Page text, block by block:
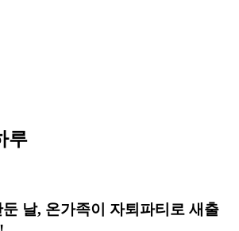
루
날, 온가족이 자퇴파티로 새출